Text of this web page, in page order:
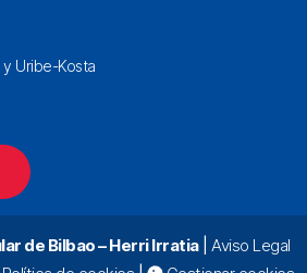
Uribe-Kosta
de Bilbao – Herri Irratia| Aviso Legal